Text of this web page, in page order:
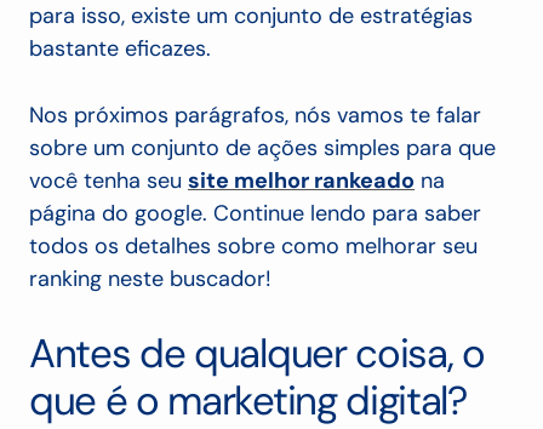
para isso, existe um conjunto de estratégias
bastante eficazes.
Nos próximos parágrafos, nós vamos te falar
sobre um conjunto de ações simples para que
você tenha seu site melhor rankeado na
página do google. Continue lendo para saber
todos os detalhes sobre como melhorar seu
ranking neste buscador!
Antes de qualquer coisa, o
que é o marketing digital?